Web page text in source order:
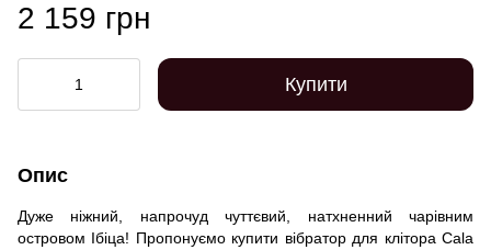
2 159 грн
Купити
Опис
Дуже ніжний, напрочуд чуттєвий, натхненний чарівним
островом Ібіца! Пропонуємо купити вібратор для клітора Cala